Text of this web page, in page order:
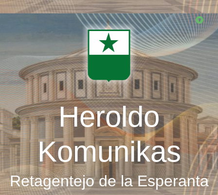
Skip
Heroldo
Komunikas
Retagentejo de la Esperanta